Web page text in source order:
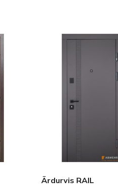
FLĪŽU KOLEKCIJAS
Aplūkojiet ražotāja
profesionāli interjera dizaineri
Ārdurvis RAIL